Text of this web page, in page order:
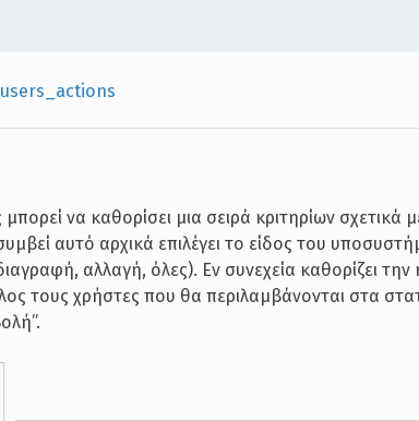
users_actions
να καθορίσει μια σειρά κριτηρίων σχετικά
αυτό αρχικά επιλέγει το είδος του
αλλαγή, όλες). Εν συνεχεία καθορίζει την
τους χρήστες που θα περιλαμβάνονται στα